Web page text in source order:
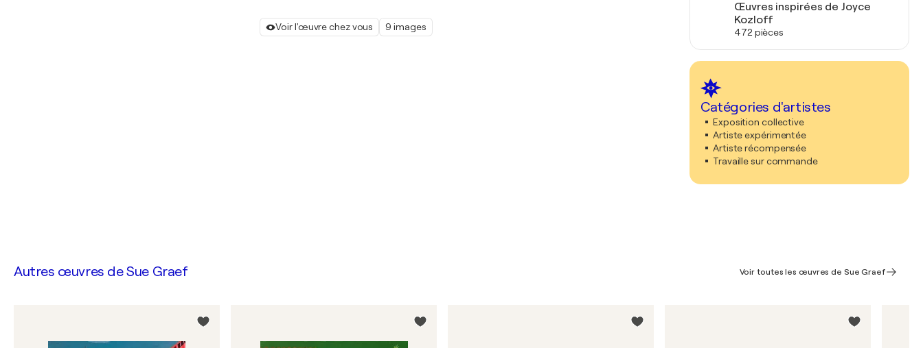
Voir l'œuvre chez vous 9 images
Œuvres inspirées de Joyce
Kozloff
472 pièces
Catégories d'artistes
Exposition collective
Artiste expérimentée
Artiste récompensée
Travaille sur commande
Autres œuvres deSue Graef Voir toutes les œuvres de Sue Graef